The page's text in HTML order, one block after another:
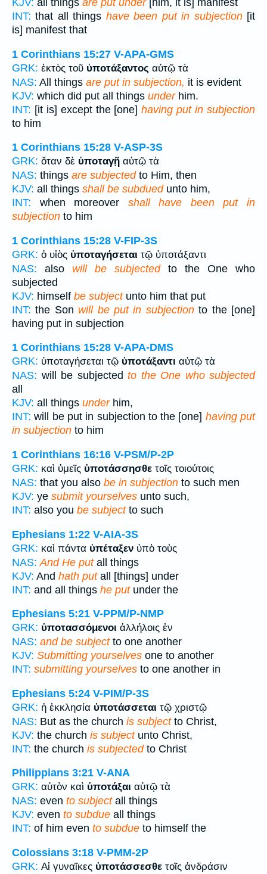
KJV: all things are put under[him, it is] manifest
INT: that all things have been put in subjection[it
is] manifest that
1 Corinthians 15:27 V-APA-GMS
GRK: ἐκτὸς τοῦ ὑποτάξαντος αὐτῷ τὰ
NAS: All things are put in subjection, it is evident
KJV: which did put all things underhim.
INT: [it is] except the [one]having put in subjection
to him
1 Corinthians 15:28 V-ASP-3S
GRK: ὅταν δὲ ὑποταγῇ αὐτῷ τὰ
NAS: things are subjectedto Him, then
KJV: all things shall be subduedunto him,
INT: when moreover shall have been put in
subjection to him
1 Corinthians 15:28 V-FIP-3S
GRK: ὁ υἱὸς ὑποταγήσεται τῷ ὑποτάξαντι
NAS: also will be subjectedto the One who
subjected
KJV: himself be subjectunto him that put
INT: the Son will be put in subjectionto the [one]
having put in subjection
1 Corinthians 15:28 V-APA-DMS
GRK: ὑποταγήσεται τῷ ὑποτάξαντι αὐτῷ τὰ
NAS: will be subjected to the One who subjected
all
KJV: all things underhim,
INT: will be put in subjection to the [one] having put
in subjection to him
1 Corinthians 16:16 V-PSM/P-2P
GRK: καὶ ὑμεῖς ὑποτάσσησθε τοῖς τοιούτοις
NAS: that you also be in subjection to such men
KJV: ye submit yourselves unto such,
INT: also you be subjectto such
Ephesians 1:22 V-AIA-3S
GRK: καὶ πάντα ὑπέταξεν ὑπὸ τοὺς
NAS: And He putall things
KJV: And hath putall [things] under
INT: and all things he putunder the
Ephesians 5:21 V-PPM/P-NMP
GRK: ὑποτασσόμενοι ἀλλήλοις ἐν
NAS: and be subjectto one another
KJV: Submitting yourselves one to another
INT: submitting yourselves to one another in
Ephesians 5:24 V-PIM/P-3S
GRK: ἡ ἐκκλησία ὑποτάσσεται τῷ χριστῷ
NAS: But as the church is subjectto Christ,
KJV: the church is subjectunto Christ,
INT: the church is subjectedto Christ
Philippians 3:21 V-ANA
GRK: αὐτὸν καὶ ὑποτάξαι αὑτῷ τὰ
NAS: even to subjectall things
KJV: even to subdue all things
INT: of him even to subdue to himself the
Colossians 3:18 V-PMM-2P
GRK: Αἱ γυναῖκες ὑποτάσσεσθε τοῖς ἀνδράσιν